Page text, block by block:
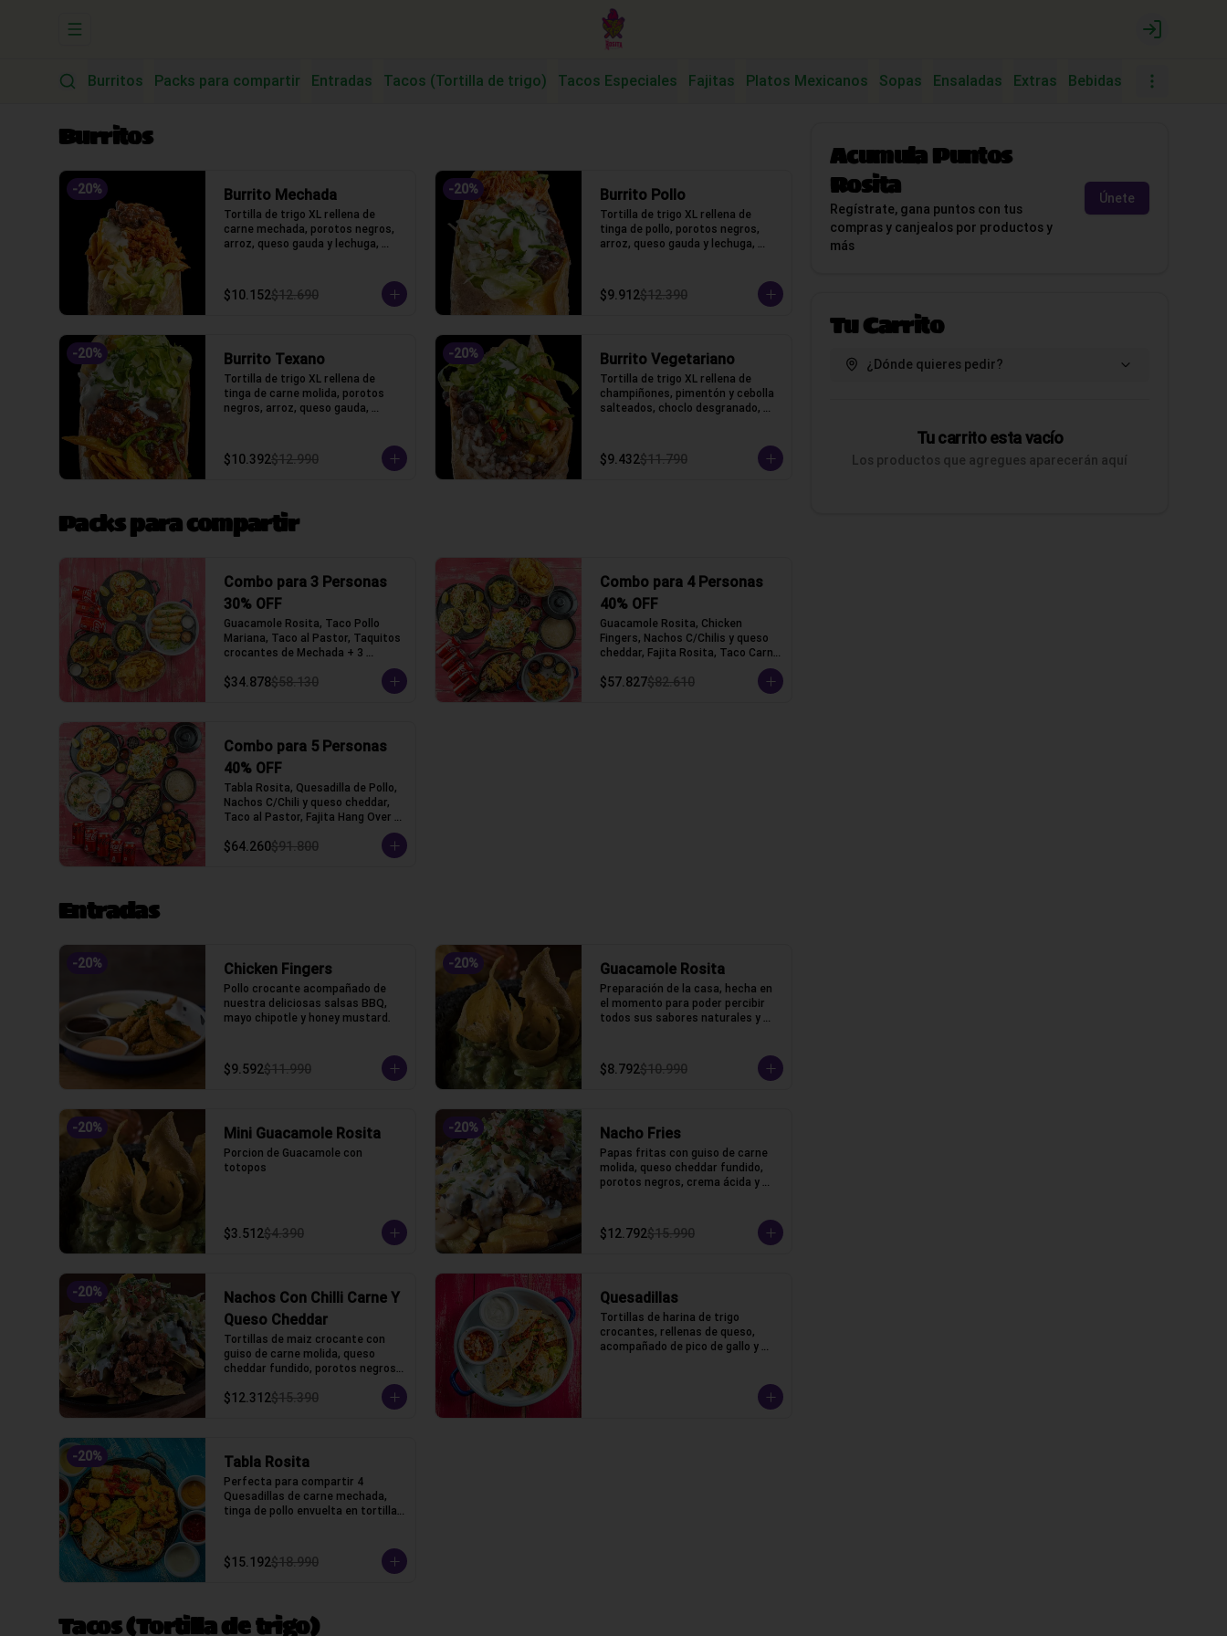
Abrir menu de navegación Login
Burritos Packs para compartir Entradas Tacos (Tortilla de trigo) Tacos Especiales Fajitas Platos Mexicanos Sopas Ensaladas Extras Bebidas Postres
Burritos
-20% Burrito Mechada
Tortilla de trigo XL rellena de
carne mechada, porotos negros,
arroz, queso gauda y lechuga,
$10.152$12.690
-20% Burrito Pollo
Tortilla de trigo XL rellena de
tinga de pollo, porotos negros,
arroz, queso gauda y lechuga,
$9.912$12.390
-20% Burrito Texano
Tortilla de trigo XL rellena de
tinga de carne molida, porotos
negros, arroz, queso gauda,
$10.392$12.990
-20% Burrito Vegetariano
Tortilla de trigo XL rellena de
champiñones, pimentón y cebolla
salteados, choclo desgranado,
pico de gallo y crema ácida,
acompañado con papas fritas.
$9.432$11.790
Packs para compartir
Combo para 3 Personas
30% OFF
Guacamole Rosita, Taco Pollo
Mariana, Taco al Pastor, Taquitos
crocantes de Mechada + 3
tortilla de trigo)
$34.878$58.130
Combo para 4 Personas
40% OFF
Guacamole Rosita, Chicken
Fingers, Nachos C/Chilis y queso
cheddar, Fajita Rosita, Taco Carne
trigo)
$57.827$82.610
Combo para 5 Personas
40% OFF
Tabla Rosita, Quesadilla de Pollo,
Nachos C/Chili y queso cheddar,
Taco al Pastor, Fajita Hang Over
$64.260$91.800
Entradas
-20% Chicken Fingers
Pollo crocante acompañado de
nuestra deliciosas salsas BBQ,
mayo chipotle y honey mustard.
$9.592$11.990
-20% Guacamole Rosita
Preparación de la casa, hecha en
el momento para poder percibir
todos sus sabores naturales y
$8.792$10.990
-20% Mini Guacamole Rosita
Porcion de Guacamole con
totopos
$3.512$4.390
-20% Nacho Fries
Papas fritas con guiso de carne
molida, queso cheddar fundido,
porotos negros, crema ácida y
$12.792$15.990
-20%
Nachos Con Chilli Carne Y
Queso Cheddar
Tortillas de maiz crocante con
guiso de carne molida, queso
cheddar fundido, porotos negros,
gallo
$12.312$15.390
Quesadillas
Tortillas de harina de trigo
crocantes, rellenas de queso,
acompañado de pico de gallo y
-20% Tabla Rosita
Perfecta para compartir 4
Quesadillas de carne mechada,
tinga de pollo envuelta en tortillas
cilantro, salsas bbq, chipotle,
acida, honey, marinara y pico de
$15.192$18.990
Tacos (Tortilla de trigo)
AcumulaPuntos
Rosita
Regístrate, gana puntos con tus
compras y canjealos por productos y
más
Únete
Tu Carrito
¿Dónde quieres pedir?
Tu carrito esta vacío
Los productos que agregues aparecerán aquí